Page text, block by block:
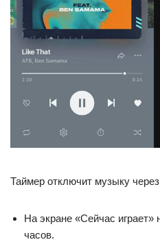
Таймер отключит музыку
На экране «Сейчас играет»
часов.